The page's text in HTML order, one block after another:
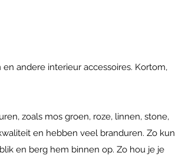
andere interieur accessoires. Kortom,
zoals mos groen, roze, linnen, stone,
en hebben veel branduren. Zo kun
en berg hem binnen op. Zo hou je je